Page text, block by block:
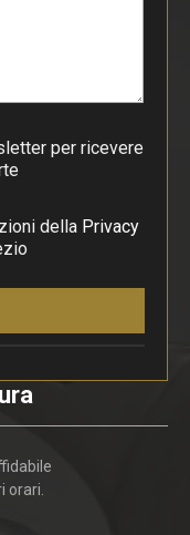
per ricevere
della Privacy
orari.